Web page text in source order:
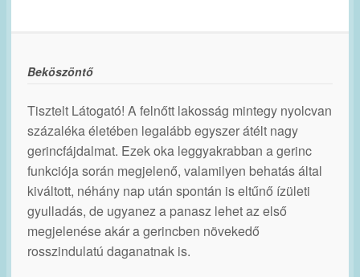
Beköszöntő
Tisztelt Látogató! A felnőtt lakosság mintegy nyolcvan
százaléka életében legalább egyszer átélt nagy
gerincfájdalmat. Ezek oka leggyakrabban a gerinc
funkciója során megjelenő, valamilyen behatás által
kiváltott, néhány nap után spontán is eltűnő ízületi
gyulladás, de ugyanez a panasz lehet az első
megjelenése akár a gerincben növekedő
rosszindulatú daganatnak is.